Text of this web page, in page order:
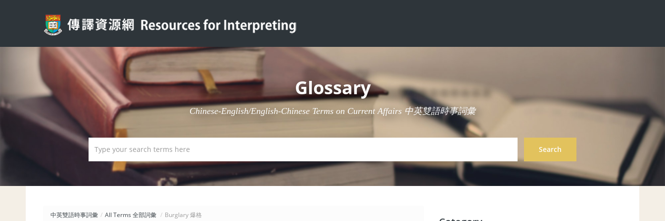
Glossary
Chinese-English/English-Chinese Terms on Current Affairs 中英雙語時事詞彙
中英雙語時事詞彙 / All Terms 全部詞彙 / Burglary 爆格